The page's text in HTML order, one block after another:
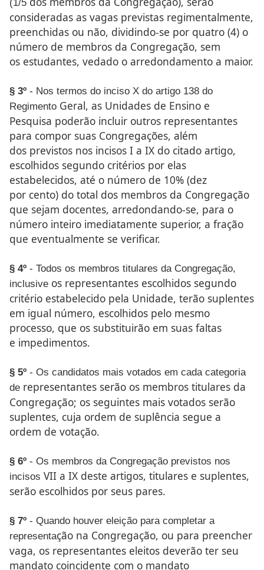
(1/5
consideradas as vagas previstas regimentalmente,
preenchidas ou não, dividindo-se por quatro (4) o
número de membros da Congregação, sem
os estudantes, vedado o arredondamento a maior.
§ 3º - Nos termos do inciso X do artigo 138 do
Regimento Geral, as Unidades de Ensino e
Pesquisa poderão incluir outros representantes
para compor suas Congregações, além
dos previstos nos incisos I a IX do citado artigo,
escolhidos segundo critérios por elas
estabelecidos, até o número de 10% (dez
por cento) do total dos membros da Congregação
que sejam docentes, arredondando-se, para o
número inteiro imediatamente superior, a fração
que eventualmente se verificar.
§ 4º - Todos os membros titulares da Congregação,
inclusive os representantes escolhidos segundo
critério estabelecido pela Unidade, terão suplentes
em igual número, escolhidos pelo mesmo
processo, que os substituirão em suas faltas
e impedimentos.
§ 5º - Os candidatos mais votados em cada categoria
de representantes serão os membros titulares da
Congregação; os seguintes mais votados serão
suplentes, cuja ordem de suplência segue a
ordem de votação.
§ 6º - Os membros da Congregação previstos nos
incisos VII a IX deste artigos, titulares e suplentes,
serão escolhidos por seus pares.
§ 7º - Quando houver eleição para completar a
representação na Congregação, ou para preencher
vaga, os representantes eleitos deverão ter seu
mandato coincidente com o mandato